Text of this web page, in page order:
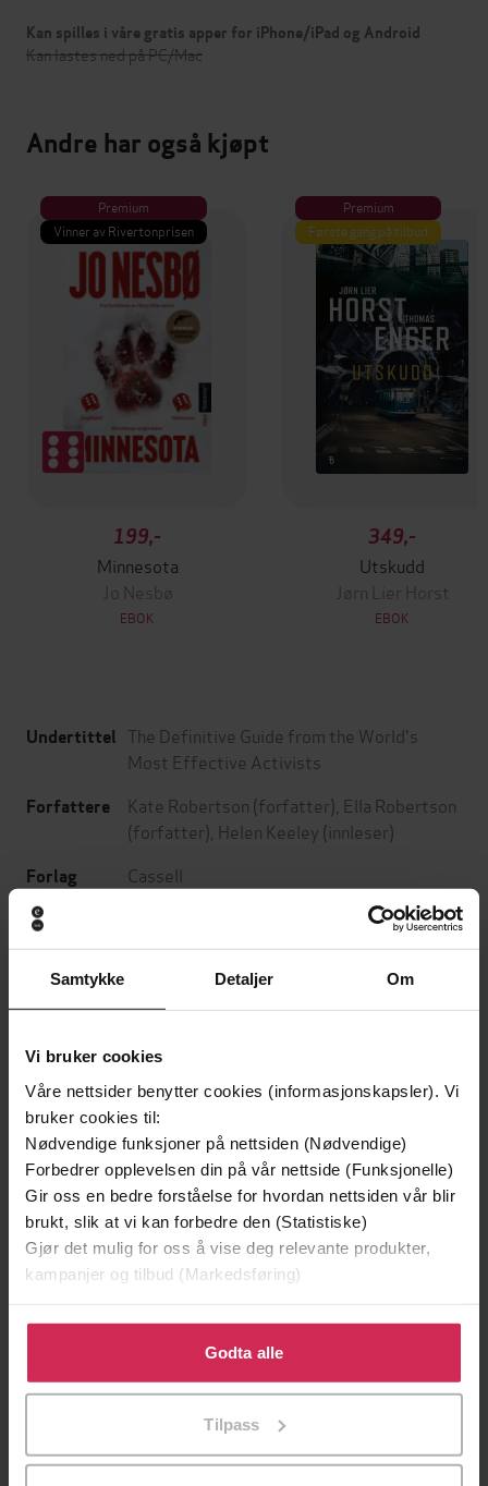
Samtykke Detaljer Om
Vi bruker cookies
Våre nettsider benytter cookies (informasjonskapsler). Vi
bruker cookies til:
Nødvendige funksjoner på nettsiden (Nødvendige)
Forbedrer opplevelsen din på vår nettside (Funksjonelle)
Gir oss en bedre forståelse for hvordan nettsiden vår blir
brukt, slik at vi kan forbedre den (Statistiske)
Gjør det mulig for oss å vise deg relevante produkter,
kampanjer og tilbud (Markedsføring)
Klikk på «Godta alle» for å gi oss ditt samtykke til å
bruke cookies for alle disse formålene. Du kan også
tilpasse ditt samtykke til spesifikke formål ved å klikke
Godta alle
Tilpass
Kan spilles i våre gratis apper for iPhone/iPad og Android
Kan lastes ned på PC/Mac
Andre har også kjøpt
Premium
Vinner av Rivertonprisen
199,-
Minnesota
Jo Nesbø
EBOK
Premium
Første gang på tilbud
349,-
Utskudd
Jørn Lier Horst
EBOK
Undertittel The Definitive Guide from the World's
Most Effective Activists
Forfattere Kate Robertson (forfatter), Ella Robertson
(forfatter), Helen Keeley (innleser)
Forlag Cassell
Utgitt
Lengde
Sjanger Dokumentar og fakta,Politikk og samfunn
Språk English
mp3
DRM-
beskyttelse
Kun app
ISBN 9781788401975
Om boken
"An exceptionally relevant book for this age of